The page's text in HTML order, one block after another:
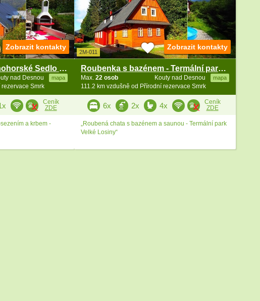
Chata u lesa - Červenohorské Sedlo - Velké Losiny
nad Desnou mapa
Smrk
Zobrazit kontakty
Ceník
ZDE
a krbem -
2M-011
Roubenka s bazénem - Termální park Velké Losiny
Kouty nad Desnou mapa
Max. 22 osob
111.2 km vzdušně od Přírodní rezervace Smrk
Zobrazit kontakty
6x 2x 4x
Ceník
ZDE
„Roubená chata s bazénem a saunou - Termální park
Velké Losiny“